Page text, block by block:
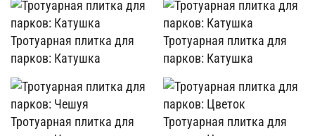
Тротуарная плитка для
парков: Катушка
Тротуарная плитка для
парков: Катушка
Тротуарная плитка для
Тротуарная плитка для